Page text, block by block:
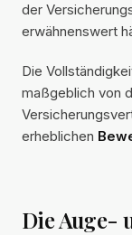
der
erwähnenswert
Die
maßgeblich von
erheblichen
Die Auge-